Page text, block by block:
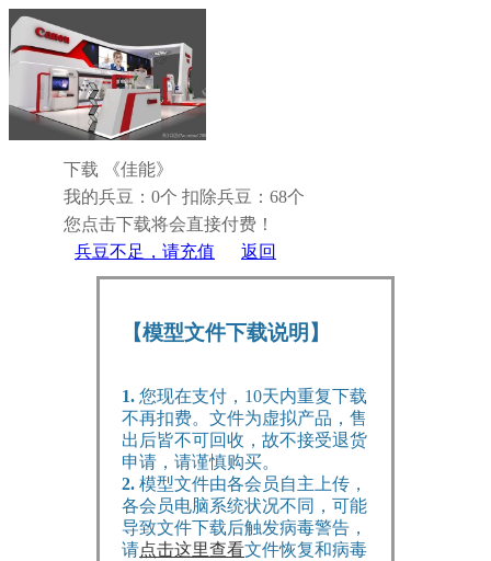
下载 《佳能》
我的兵豆：0个 扣除兵豆：68个
您点击下载将会直接付费！
兵豆不足，请充值
返回
【模型文件下载说明】
1. 您现在支付，10天内重复下载
不再扣费。文件为虚拟产品，售
出后皆不可回收，故不接受退货
申请，请谨慎购买。
2. 模型文件由各会员自主上传，
各会员电脑系统状况不同，可能
导致文件下载后触发病毒警告，
请点击这里查看文件恢复和病毒